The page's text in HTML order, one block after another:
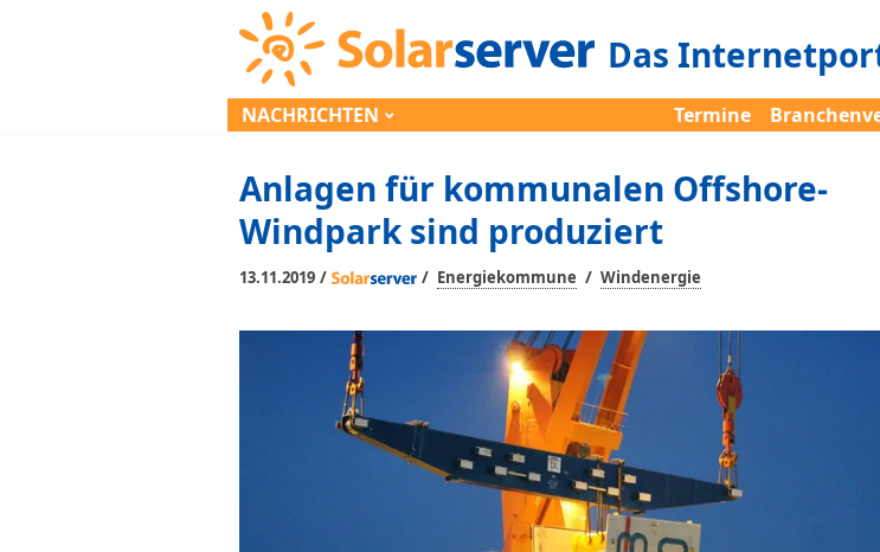
Das
NACHRICHTEN Termine
Anlagen für kommunalen Offshore-
Windpark sind produziert
13.11.2019 / / Energiekommune / Windenergie